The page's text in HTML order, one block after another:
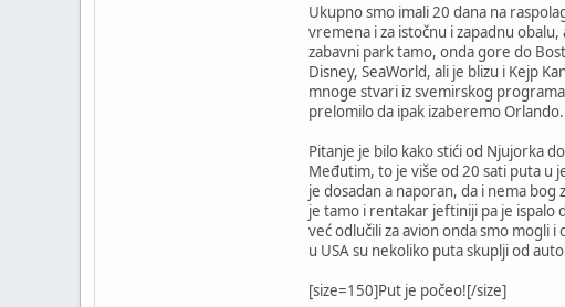
Ukupno smo imali 20 dana na
vremena i za istočnu i zapadnu
zabavni park tamo, onda gore do
Disney, SeaWorld, ali je blizu i Kejp
mnoge stvari iz svemirskog
prelomilo da ipak izaberemo
Pitanje je bilo kako stići od Njujorka
Međutim, to je više od 20 sati puta u
je dosadan a naporan, da i nema
je tamo i rentakar jeftiniji pa je ispalo
već odlučili za avion onda smo mogli
u USA su nekoliko puta skuplji od
[size=150]Put je počeo![/size]